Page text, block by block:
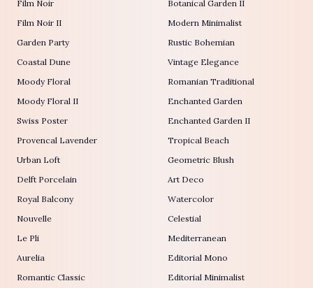
Film Noir
Film Noir II
Garden Party
Coastal Dune
Moody Floral
Moody Floral II
Swiss Poster
Provencal Lavender
Urban Loft
Delft Porcelain
Royal Balcony
Nouvelle
Le Pli
Aurelia
Romantic Classic
Botanical Garden II
Modern Minimalist
Rustic Bohemian
Vintage Elegance
Romanian Traditional
Enchanted Garden
Enchanted Garden II
Tropical Beach
Geometric Blush
Art Deco
Watercolor
Celestial
Mediterranean
Editorial Mono
Editorial Minimalist